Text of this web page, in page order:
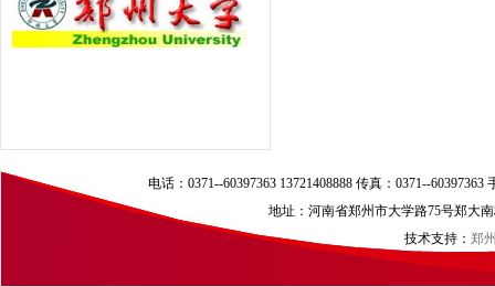
电话：0371--60397363 13721408888 传真：0371--
地址：河南省郑州市大学路75号郑大
技术支持： 郑